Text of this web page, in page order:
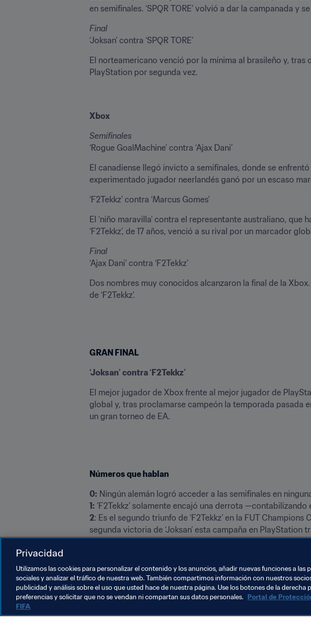
en semifinales. ‘SPQR TORE’ volvió a dar la campanada y
Final
‘Joksan’ contra ‘SPQR TORE’
El norteamericano venció por la mínima al brasileño y,
PlayStation por segunda vez.
Xbox
Semifinales
‘Rogue GoalMachine’ contra ‘Ajax Dani’
El canadiense llegó invicto a semifinales, donde se enfrentó
experimentado jugador neerlandés ganó por un escaso
‘F2Tekkz’ contra ‘Marcus Gomes’
El ‘niño maravilla’ contra el representante australiano,
‘F2Tekkz’, de 17 años, venció a su rival por un marcador
Final
‘Ajax Dani’ contra ‘F2Tekkz’
Dos nombres muy conocidos alcanzaron la final de la
de ‘F2Tekkz’.
GRAN FINAL
‘Joksan’ contra ‘F2Tekkz’
El mejor jugador de Xbox frente al mejor jugador de
global y, tras proclamarse campeón la temporada pasada
un gran torneo de EA.
Números que hablan
0:
1:
2: Es el segundo triunfo de ‘F2Tekkz’ en la FUT
8
50.000 dólares se llevó además de premio el jugador
Privacidad
Utilizamos las cookies para personalizar el contenido y los anuncios, añadir nuevas funciones a las
sociales y analizar el tráfico de nuestra web. También compartimos información con nuestros
publicidad y análisis sobre el uso que usted hace de nuestra página. Use los botones de la derecha
preferencias y solicitar que no se vendan ni compartan sus datos personales. Portal de
FIFA